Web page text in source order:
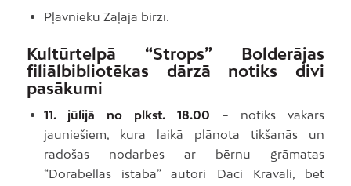
Pļavnieku Zaļajā birzī.
Kultūrtelpā “Strops” Bolderājas
filiālbibliotēkas dārzā notiks divi
pasākumi
11. jūlijā no plkst. 18.00 – notiks vakars
jauniešiem, kura laikā plānota tikšanās un
radošas nodarbes ar bērnu grāmatas
“Dorabellas istaba” autori Daci Kravali, bet